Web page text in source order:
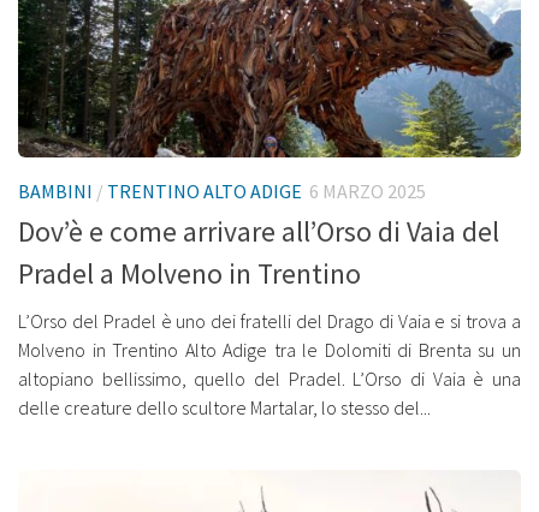
BAMBINI / TRENTINO ALTO ADIGE 6 MARZO 2025
Dov’è e come arrivare all’Orso di Vaia del
Pradel a Molveno in Trentino
L’Orso del Pradel è uno dei fratelli del Drago di Vaia e si trova a
Molveno in Trentino Alto Adige tra le Dolomiti di Brenta su un
altopiano bellissimo, quello del Pradel. L’Orso di Vaia è una
delle creature dello scultore Martalar, lo stesso del...